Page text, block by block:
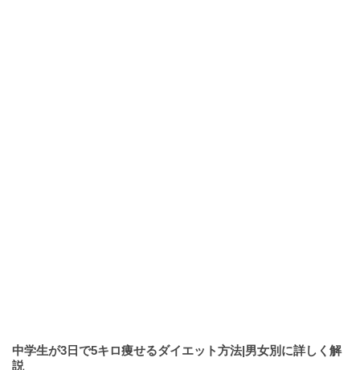
中学生が3日で5キロ痩せるダイエット方法|男女別に詳しく解
説